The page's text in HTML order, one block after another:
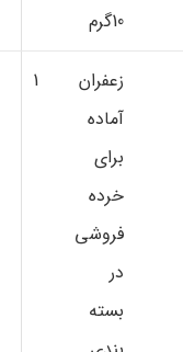
10گرم
زعفران
آماده
براي
خرده
فروشي
در
بسته
1